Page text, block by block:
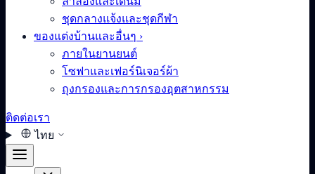
ชุดกลางแจ้งและชุดกีฬา
ของแต่งบ้านและอื่นๆ ›
ภายในยานยนต์
โซฟาและเฟอร์นิเจอร์ผ้า
ถุงกรองและการกรองอุตสาหกรรม
ติดต่อเรา
ไทย